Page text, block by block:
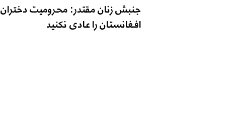
جنبش زنان مقتدر: محرومیت دختران
افغانستان را عادی نکنید